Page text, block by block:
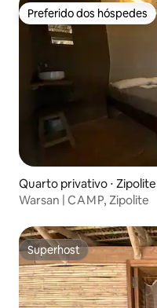
Preferido dos hóspedes
Preferido dos hóspedes
Quarto privativo ⋅ Zipolite
Warsan | C A M P, Zipolite
Superhost
Superhost